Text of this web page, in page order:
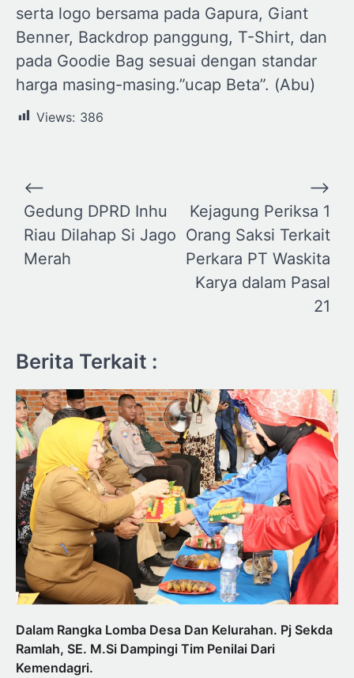
serta logo bersama pada Gapura, Giant
Benner, Backdrop panggung, T-Shirt, dan
pada Goodie Bag sesuai dengan standar
harga masing-masing.”ucap Beta”. (Abu)
Views: 386
Navigasi
pos
⟵
Gedung DPRD Inhu
Riau Dilahap Si Jago
Merah
Kejagung Periksa 1
Orang Saksi Terkait
Perkara PT Waskita
Karya dalam Pasal
21
⟶
Berita Terkait :
Dalam Rangka Lomba Desa Dan Kelurahan. Pj Sekda
Ramlah, SE. M.Si Dampingi Tim Penilai Dari
Kemendagri.